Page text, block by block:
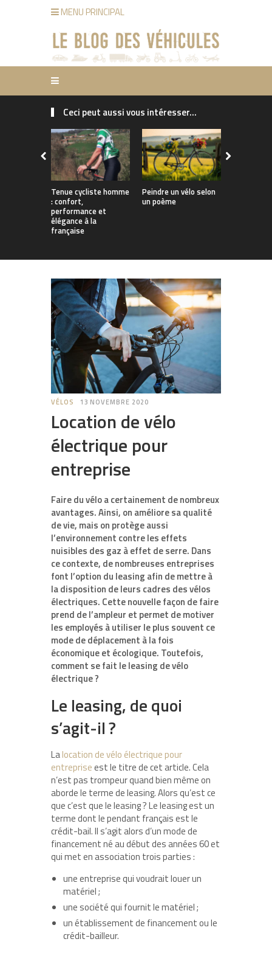
MENU PRINCIPAL
Ceci peut aussi vous intéresser...
Tenue cycliste homme
: confort,
performance et
élégance à la
française
Peindre un vélo selon
un poème
VÉLOS 13 NOVEMBRE 2020
Location de vélo
électrique pour
entreprise
Faire du vélo a certainement de nombreux
avantages. Ainsi, on améliore sa qualité
de vie, mais on protège aussi
l’environnement contre les effets
nuisibles des gaz à effet de serre. Dans
ce contexte, de nombreuses entreprises
font l’option du leasing afin de mettre à
la disposition de leurs cadres des vélos
électriques. Cette nouvelle façon de faire
prend de l’ampleur et permet de motiver
les employés à utiliser le plus souvent ce
mode de déplacement à la fois
économique et écologique. Toutefois,
comment se fait le leasing de vélo
électrique ?
Le leasing, de quoi
s’agit-il ?
Lalocation de vélo électrique pour
entrepriseest le titre de cet article. Cela
n’est pas trompeur quand bien même on
aborde le terme de leasing. Alors qu’est ce
que c’est que le leasing ? Le leasing est un
terme dont le pendant français est le
crédit-bail. Il s’agit alors d’un mode de
financement né au début des années 60 et
qui met en association trois parties :
une entreprise qui voudrait louer un
matériel ;
une société qui fournit le matériel ;
un établissement de financement ou le
crédit-bailleur.